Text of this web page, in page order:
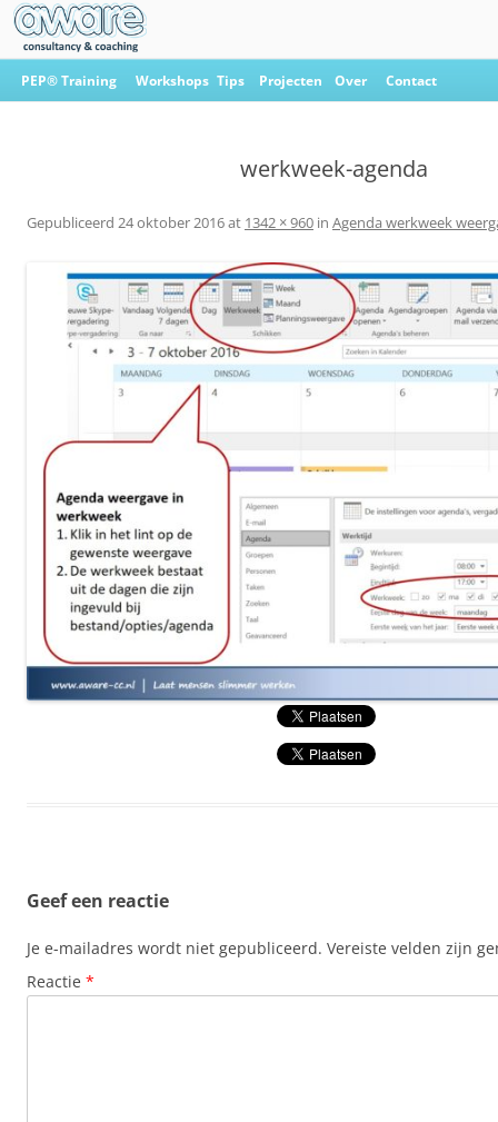
Ga
naar
PEP® Training Workshops Tips Projecten Over Contact
werkweek-agenda
Gepubliceerd 24 oktober 2016at 1342 × 960 in Agenda werkweek
Geef een reactie
Je e-mailadres wordt niet gepubliceerd. Vereiste velden zijn
Reactie *